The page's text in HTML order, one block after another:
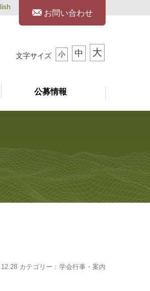
お問い合わせ
文字サイズ 小 中 大
公募情報
カテゴリー： 学会行事・案内